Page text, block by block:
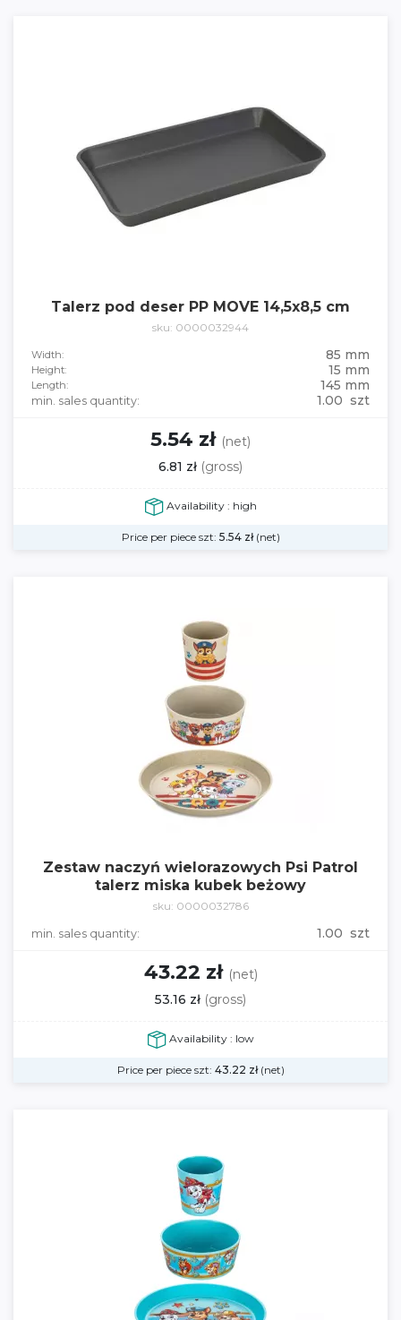
Talerz pod deser PP MOVE 14,5x8,5 cm
sku: 0000032944
Width: 85 mm
Height: 15 mm
Length: 145 mm
min. sales quantity: 1.00 szt
5.54 zł (net)
6.81 zł (gross)
Availability : high
Price per piece szt: 5.54 zł(net)
Zestaw naczyń wielorazowych Psi Patrol
talerz miska kubek beżowy
sku: 0000032786
min. sales quantity: 1.00 szt
43.22 zł (net)
53.16 zł (gross)
Availability : low
Price per piece szt: 43.22 zł(net)